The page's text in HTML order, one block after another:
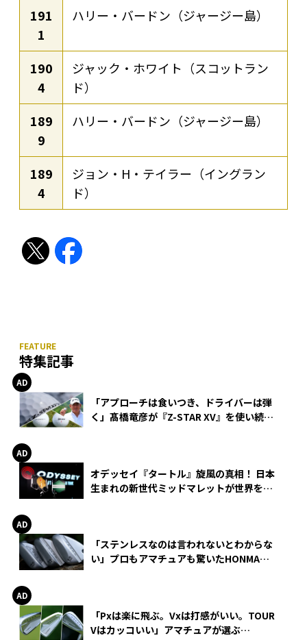
191
1
ハリー・バードン（ジャージー島）
190
4
ジャック・ホワイト（スコットラン
ド）
189
9
ハリー・バードン（ジャージー島）
189
4
ジョン・H・テイラー（イングラン
ド）
特集記事
「アプローチは食いつき、ドライバーは弾
く」髙橋竜彦が『Z-STAR XV』を使い続け
オデッセイ『タートル』旋風の真相！ 日本
生まれの新世代ミッドマレットが世界を席
「ステンレスなのは言われないとわからな
い」プロもアマチュアも驚いたHONMA
「Pxは楽に飛ぶ。Vxは打感がいい。TOUR
Vはカッコいい」アマチュアが選ぶ